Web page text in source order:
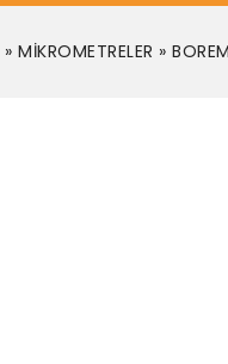
»MİKROMETRELER »